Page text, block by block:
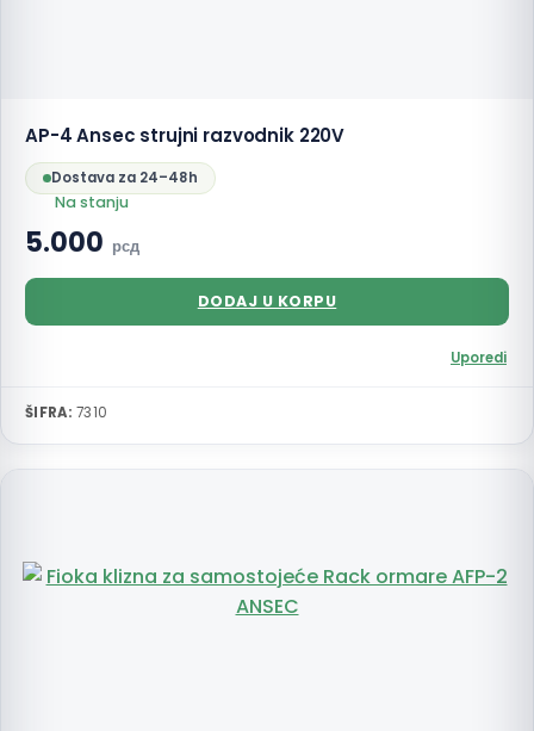
AP-4 Ansec strujni razvodnik 220V
Dostava za 24–48h
Na stanju
5.000 рсд
DODAJ U KORPU
Uporedi
ŠIFRA: 7310